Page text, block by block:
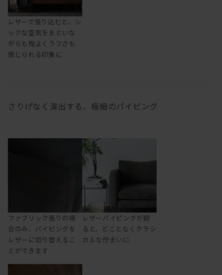
レザーで張り込むと、シ
ックな空気をまといな
がらも程よくラフさも
感じられる印象に
さりげなく演出する、極細のパイピング
ファブリック張りの場
合のみ、パイピングを
レザーに切り替えるこ
とができます
レザーパイピングが廻
ると、どことなくクラシ
カルな佇まいに